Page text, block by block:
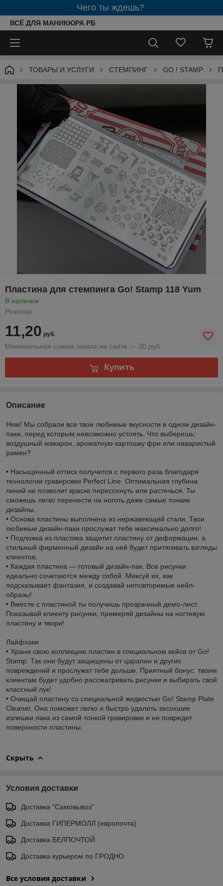
Чего ты ждешь?
ВСЁ ДЛЯ МАНИКЮРА РБ
ТОВАРЫ И УСЛУГИ СТЕМПИНГ GO ! STAMP
Пластина для стемпинга Go! Stamp 118 Yum
В наличии
Розница
11,20 руб.
Минимальная сумма заказа на сайте — 30 руб.
Купить
Описание
Ням! Мы собрали все твои любимые вкусности в одном дизайн-
паке, перед которым невозможно устоять. Что выберешь:
воздушный макарон, ароматную картошку фри или наваристый
рамен?
• Насыщенный оттиск получится с первого раза благодаря
технологии гравировки Perfect Line. Оптимальная глубина
линий не позволит краске пересохнуть или растечься. Ты
сможешь легко перенести на ноготь даже самые тонкие
дизайны.
• Основа пластины выполнена из нержавеющей стали. Твои
любимые дизайн-паки прослужат тебе максимально долго!
• Подложка из пластика защитит пластину от деформации, а
стильный фирменный дизайн на ней будет притягивать взгляды
клиентов.
• Каждая пластина — готовый дизайн-пак. Все рисунки
идеально сочетаются между собой. Миксуй их, как
подсказывает фантазия, и создавай неповторимые нейл-
образы!
• Вместе с пластиной ты получишь прозрачный демо-лист.
Показывай клиенту рисунки, примеряй дизайны на ногтевую
пластину и твори!
Лайфхаки
• Храни свою коллекцию пластин в специальном кейсе от Go!
Stamp. Так они будут защищены от царапин и других
повреждений и прослужат тебе дольше. Приятный бонус: твоим
клиентам будет удобно рассматривать рисунки и выбирать свой
классный лук!
• Очищай пластину со специальной жидкостью Go! Stamp Plate
Cleaner. Она поможет легко и быстро удалить засохшие
излишки лака из самой тонкой гравировки и не повредит
поверхности пластины.
Скрыть
Условия доставки
Доставка "Самовывоз"
Доставка ГИПЕРМОЛЛ (европочта)
Доставка БЕЛПОЧТОЙ
Доставка курьером по ГРОДНО
Все условия доставки